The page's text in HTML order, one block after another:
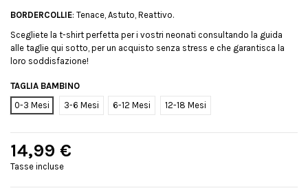
BORDERCOLLIE: Tenace, Astuto, Reattivo.
Scegliete la t-shirt perfetta per i vostri neonati consultando la guida
alle taglie qui sotto, per un acquisto senza stress e che garantisca la
loro soddisfazione!
TAGLIA BAMBINO
0-3 Mesi
3-6 Mesi 6-12 Mesi 12-18 Mesi
14,99 €
Tasse incluse